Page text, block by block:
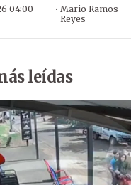
04:00
· Mario Ramos
Reyes
leídas